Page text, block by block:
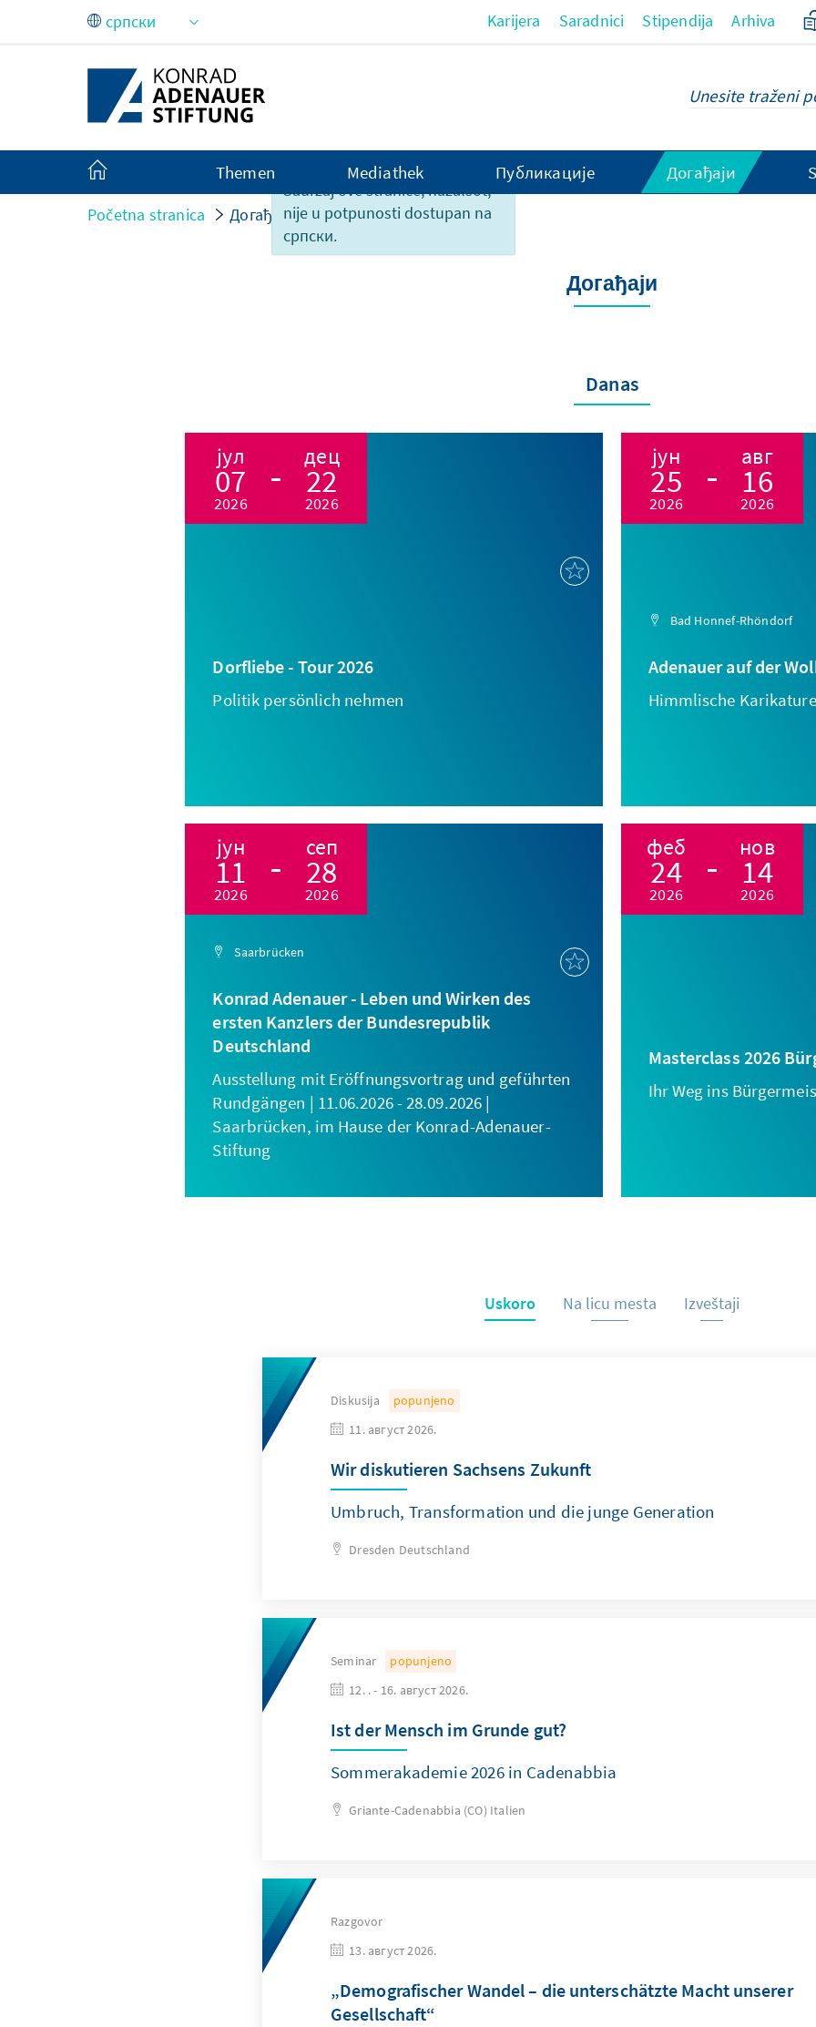
Skip to Main Content
Sadržaj ove stranice, nažalsot,
nije u potpunosti dostupan na
српски.
Karijera Saradnici Stipendija Arhiva
Themen Mediathek Публикације Догађаји
Početna stranica Догађаји
Догађаји
Danas
јул
07
2026
дец
22
2026
Dorfliebe - Tour 2026
Politik persönlich nehmen
јун
25
2026
авг
16
2026
Bad Honnef-Rhöndorf
Adenauer auf der
Himmlische
јун
11
2026
сеп
28
2026
Saarbrücken
Konrad Adenauer - Leben und Wirken des
ersten Kanzlers der Bundesrepublik
Deutschland
Ausstellung mit Eröffnungsvortrag und geführten
Rundgängen | 11.06.2026 - 28.09.2026 |
Saarbrücken, im Hause der Konrad-Adenauer-
Stiftung
феб
24
2026
нов
14
2026
Masterclass 2026
Ihr Weg ins
Uskoro Na licu mesta Izveštaji
Diskusija
popunjeno
11. август 2026.
Wir diskutieren Sachsens Zukunft
Umbruch, Transformation und die junge Generation
Dresden Deutschland
Seminar
popunjeno
12. . - 16. август 2026.
Ist der Mensch im Grunde gut?
Sommerakademie 2026 in Cadenabbia
Griante-Cadenabbia (CO) Italien
Razgovor
13. август 2026.
„Demografischer Wandel – die unterschätzte Macht unserer
Gesellschaft“